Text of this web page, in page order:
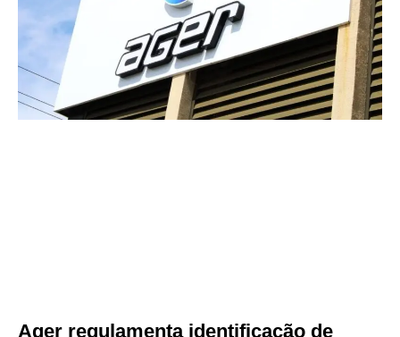
Ager regulamenta identificação de